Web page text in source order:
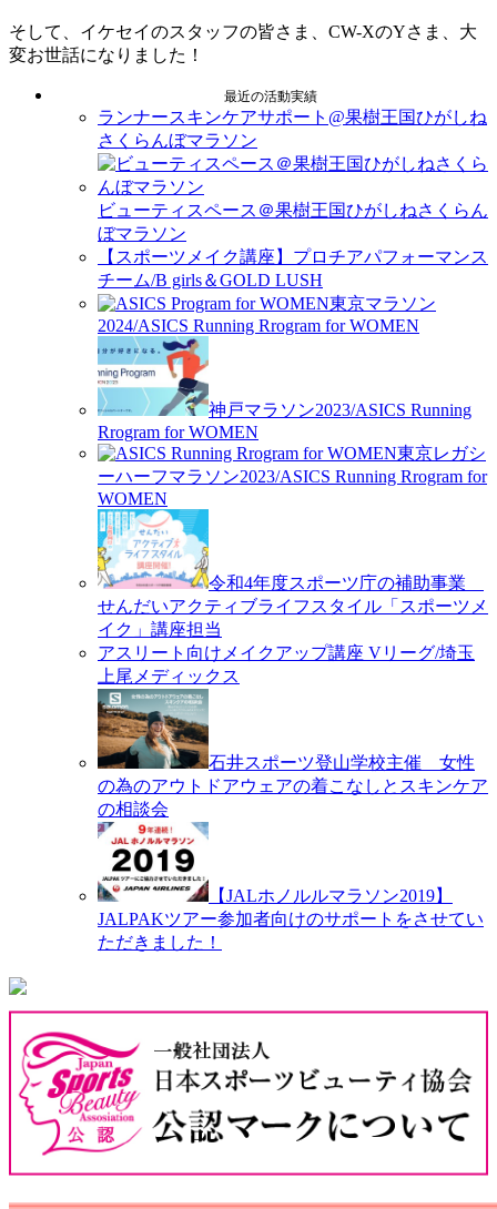
そして、イケセイのスタッフの皆さま、CW-XのYさま、大
変お世話になりました！
最近の活動実績
ランナースキンケアサポート@果樹王国ひがしね
さくらんぼマラソン
ビューティスペース＠果樹王国ひがしねさくらん
ぼマラソン
【スポーツメイク講座】プロチアパフォーマンス
チーム/B girls＆GOLD LUSH
東京マラソン
2024/ASICS Running Rrogram for WOMEN
神戸マラソン2023/ASICS Running
Rrogram for WOMEN
東京レガシ
ーハーフマラソン2023/ASICS Running Rrogram for
WOMEN
令和4年度スポーツ庁の補助事業
せんだいアクティブライフスタイル「スポーツメ
イク」講座担当
アスリート向けメイクアップ講座 Vリーグ/埼玉
上尾メディックス
石井スポーツ登山学校主催 女性
の為のアウトドアウェアの着こなしとスキンケア
の相談会
【JALホノルルマラソン2019】
JALPAKツアー参加者向けのサポートをさせてい
ただきました！